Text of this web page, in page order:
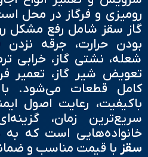
رومیزی و فرگاز در محل
گاز سقز شامل رفع مشکل
بودن حرارت، جرقه
شعله، نشتی گاز، خرابی
تعویض شیر گاز، تعمیر
کامل قطعات می‌شود.
باکیفیت، رعایت اصول
سریع‌ترین زمان،
خانواده‌هایی است که به
سقز با قیمت مناسب و